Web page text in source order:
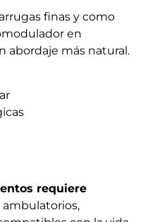
finas y como
en
abordaje más natural.
requiere
ambulatorios,